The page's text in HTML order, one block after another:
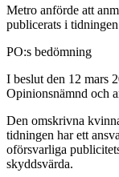
Metro anförde att
publicerats i
PO:s bedömning
I beslut den 12 mars
Opinionsnämnd och
Den omskrivna
tidningen har ett
oförsvarliga
skyddsvärda.